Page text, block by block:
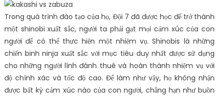
Trong quá trình đào tạo của họ, Đội 7 đã được học để trở thành
một shinobi xuất sắc, người ta phải gạt mọi cảm xúc của con
người để có thể thực hiện một nhiệm vụ. Shinobis là những
chiến binh ninja xuất sắc với mục tiêu duy nhất được sử dụng
cho những người lính đánh thuê và hoàn thành nhiệm vụ với
độ chính xác và tốc độ cao. Để làm như vậy, họ không nhận
được bất kỳ cảm xúc nào của con người, chẳng hạn như buồn